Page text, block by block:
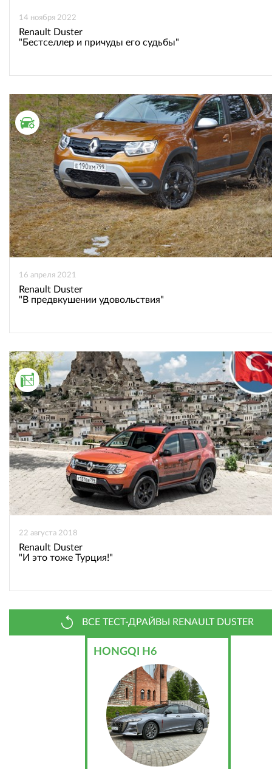
14 ноября 2022
Renault Duster
"Бестселлер и причуды его судьбы"
ТЕСТ ДРАЙВ
16 апреля 2021
Renault Duster
"В предвкушении удовольствия"
АВТОПУТЕШЕСТВИЯ
22 августа 2018
Renault Duster
"И это тоже Турция!"
ВСЕ ТЕСТ-ДРАЙВЫ RENAULT DUSTER
HONGQI H6